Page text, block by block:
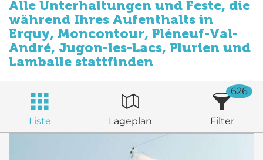
Alle Unterhaltungen und Feste, die
während Ihres Aufenthalts in
Erquy, Moncontour, Pléneuf-Val-
André, Jugon-les-Lacs, Plurien und
Lamballe stattfinden
Liste Lageplan Filter
626